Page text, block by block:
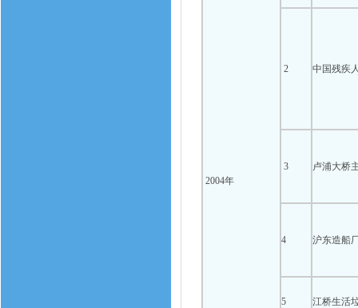
2004年
2 中国残疾
3 卢浦大桥
4 沪东造船
5 江桥生活